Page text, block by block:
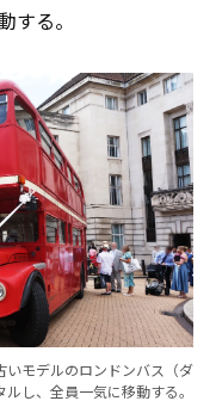
する。
モデルのロンドンバス（ダ
し、全員一気に移動する。